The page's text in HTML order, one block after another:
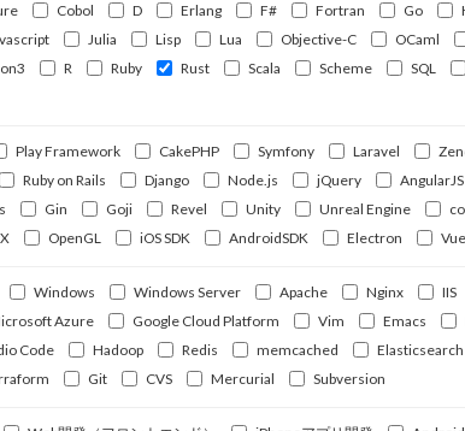
Cobol D Erlang F# Fortran Go
Julia Lisp Lua Objective-C OCaml
R Ruby Rust Scala Scheme SQL
Play Framework CakePHP Symfony Laravel
Ruby on Rails Django Node.js jQuery AngularJS
Gin Goji Revel Unity Unreal Engine
OpenGL iOS SDK AndroidSDK Electron
Windows Windows Server Apache Nginx
IIS
Azure Google Cloud Platform Vim Emacs
Code Hadoop Redis memcached Elasticsearch
Git CVS Mercurial Subversion